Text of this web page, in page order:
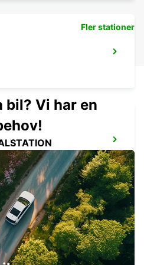
Fler stationer
bil? Vi har en